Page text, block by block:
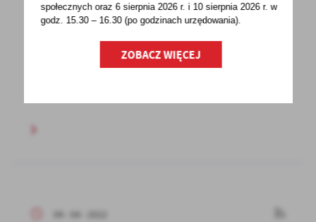
Ruszył nabór wniosków w Konkursie Małe
Granty
Kto może ubiegać się o dotację?W
organizowanych przez nas konkursach
09 - 04 - 2022
społecznych oraz 6 sierpnia 2026 r. i 10 sierpnia 2026 r. w
godz. 15.30 – 16.30 (po godzinachurzędowania).
ZOBACZ WIĘCEJ